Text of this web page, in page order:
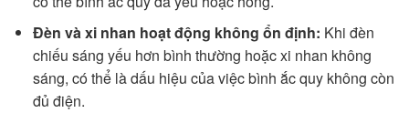
Đèn và xi nhan hoạt động không ổn định: Khi đèn
chiếu sáng yếu hơn bình thường hoặc xi nhan không
sáng, có thể là dấu hiệu của việc bình ắc quy không còn
đủ điện.